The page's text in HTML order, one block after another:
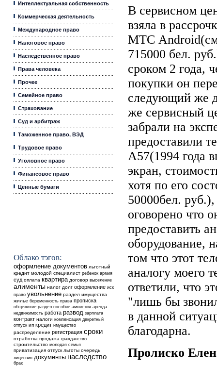
Интеллектуальная собственность
Коммерческая деятельность
Международное право
Налоговое право
Наследственное право
Права человека
Прочее
Семейное право
Страхование
Суд и арбитраж
Таможенное право, ВЭД
Трудовое право
Уголовное право
Финансовое право
Ценные бумаги
Облако тэгов:
оформление документов льготный
кредит молодой специалист ребенок армия
суд оплата квартира договор выселение
алименты налог долг оформление иск
право увольнение раздел имущества
жилье беременность права прописка
общежитие раздел пособие амнистия аренда
недвижимость работа развод зарплата
контракт налоги компенсация декретный
отпуск ип кредит имущество
распределение регистрация сроки
отработка продажа гражданство
строительство молодая семья
приватизация отпуск льготы очередь
лицензия документы наследство
брак
В сервисном
взяла в
МТС
715000 бел.
сроком 2 года,
покупки он
следующий же
же сервисный
забрали на
предоставили
A57(1994 года
экран,
хотя по его
50000бел.
оговорено что
предоставить
оборудование,
том что этот
аналогу моего
ответили, что
"лишь бы
в данной
благодарна.
Пролиско